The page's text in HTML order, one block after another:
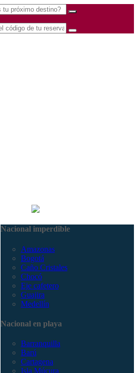
Nacional imperdible
Amazonas
Bogotá
Caño Cristales
Chocó
Eje cafetero
Guajira
Medellín
Nacional en playa
Barranquilla
Barú
Cartagena
Isla Múcura